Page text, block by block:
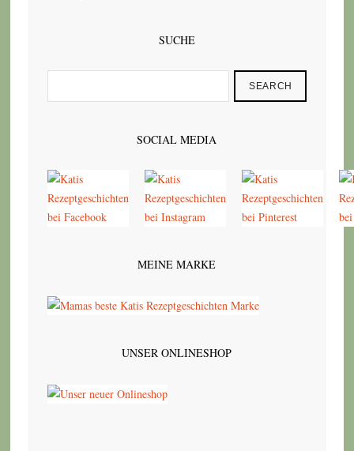
SUCHE
SEARCH
SOCIAL MEDIA
MEINE MARKE
UNSER ONLINESHOP